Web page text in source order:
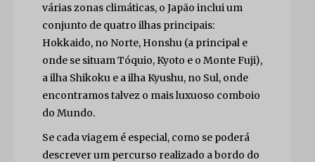
várias zonas climáticas, o Japão inclui um
conjunto de quatro ilhas principais:
Hokkaido, no Norte, Honshu (a principal e
onde se situam Tóquio, Kyoto e o Monte Fuji),
a ilha Shikoku e a ilha Kyushu, no Sul, onde
encontramos talvez o mais luxuoso comboio
do Mundo.
Se cada viagem é especial, como se poderá
descrever um percurso realizado a bordo do